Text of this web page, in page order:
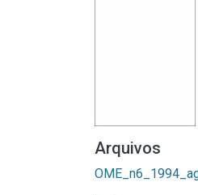
Arquivos